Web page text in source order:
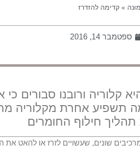
» קדימה להזדרז
ספטמבר 14, 2016
קלוריה ורובנו סבורים
תשפיע אחרת מקלוריה
תהליך חילוף החומרים
שונים, שעשויים לזרז או להאט